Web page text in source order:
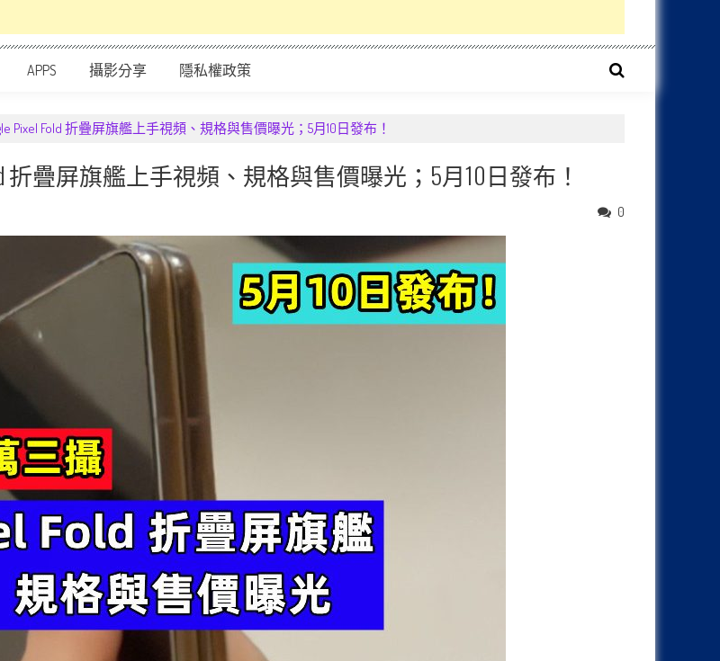
APPS 攝影分享 隱私權政策
Pixel Fold 折疊屏旗艦上手視頻、規格與售價曝光；5月10日發布！
折疊屏旗艦上手視頻、規格與售價曝光；5月10日發布！
0